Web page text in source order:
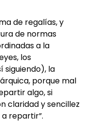
de regalías, y
de normas
a la
los
siguiendo), la
porque mal
algo, si
claridad y sencillez
repartir”.